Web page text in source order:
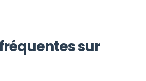
sur